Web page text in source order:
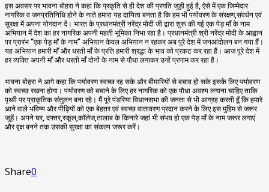
इस अवसर पर भावना बोहरा ने कहा कि प्रकृति से ही देश की प्रगति जुड़ी हुई है, ऐसे में एक जिम्मेदार
नागरिक व जनप्रतिनिधि होने के नाते हमारा यह दायित्व बनता है कि हम भी पर्यावरण के संरक्षण,संवर्धन एवं
सुरक्षा में अपना योगदान दें। भारत के प्रधानमंत्री नरेंद्र मोदी जी द्वारा शुरू की गई एक पेड़ माँ के नाम
अभियान में देश का हर नागरिक अपनी महती भूमिका निभा रहा है। प्रधानमंत्री श्री नरेंद्र मोदी के आह्वान
पर प्रारंभ “एक पेड़ माँ के नाम” अभियान केवल अभियान न रहकर अब पूरे देश में जनआंदोलन बन गया हैं।
यह अभियान हमारी माँ और धरती माँ के प्रति हमारी श्रद्धा के भाव को प्रकट कर रहा हैं। आज पूरे देश में
हर व्यक्ति अपनी माँ और धरती माँ दोनों के नाम से पौधा लगाकर उन्हें प्रणाम कर रहा है।
भावना बोहरा ने आगे कहा कि पर्यावरण स्वच्छ रह सके और बीमारियों से बचाव हो सके इसके लिए पर्यावरण
को स्वच्छ रखना होगा। पर्यावरण को बचाने के लिए हर नागरिक को एक पौधा अवश्य लगाना चाहिए ताकि
पृथ्वी पर प्राकृतिक संतुलन बना रहे। मैं पूरे पंडरिया विधानसभा की जनता से भी आग्रह करती हूँ कि हमारे
आने वाले भविष्य और पीढ़ियों को एक बेहतर एवं स्वच्छ वातावरण प्रदान करने के लिए इस मुहिम से जरूर
जुड़ें। अपने घर, दफ्तर,स्कूल,कॉलेज,तालाब के किनारे जहां भी संभव हो एक पेड़ माँ के नाम जरूर लगाएं
और वृक्ष बनने तक उसकी सुरक्षा का संकल्प जरूर करें।
Share0